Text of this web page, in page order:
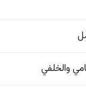
والخلفي